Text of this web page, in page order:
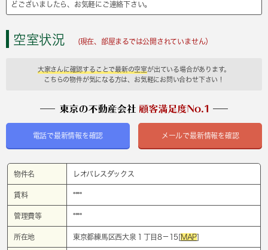
どございましたら、お気軽にご連絡下さい。
空室状況 (現在、部屋まるでは公開されていません）
大家さんに確認することで最新の空室が出ている場合があります。
こちらの物件が気になる方は、お気軽にお問い合わせ下さい！
電話で最新情報を確認 メールで最新情報を確認
物件名 レオパレスダックス
賃料 ****
管理費等 ****
所在地 東京都練馬区西大泉１丁目8－15[MAP]